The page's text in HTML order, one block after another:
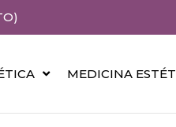
MEDICINA